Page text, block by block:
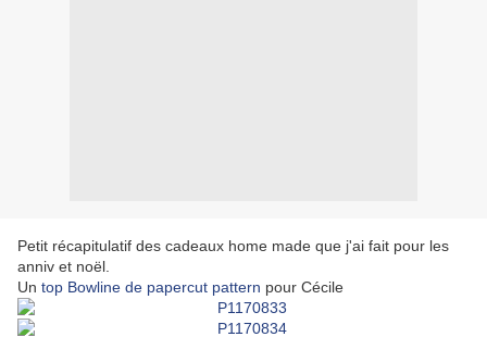
Petit récapitulatif des cadeaux home made que j'ai fait pour les
anniv et noël.
Un top Bowline de papercut pattern pour Cécile